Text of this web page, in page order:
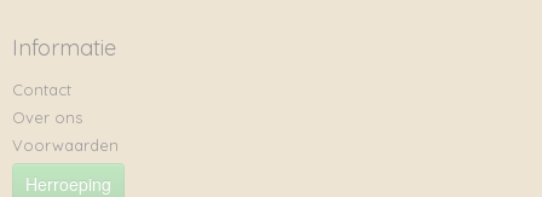
Informatie
Contact
Over ons
Voorwaarden
Herroeping